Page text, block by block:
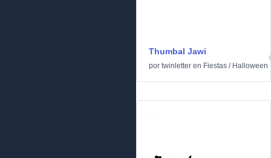
Thumbal Jawi
por twinletter en Fiestas / Halloween